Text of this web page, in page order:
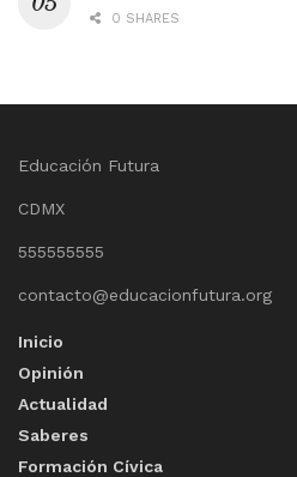
0 SHARES
Educación Futura
CDMX
555555555
contacto@educacionfutura.org
Inicio
Opinión
Actualidad
Saberes
Formación Cívica